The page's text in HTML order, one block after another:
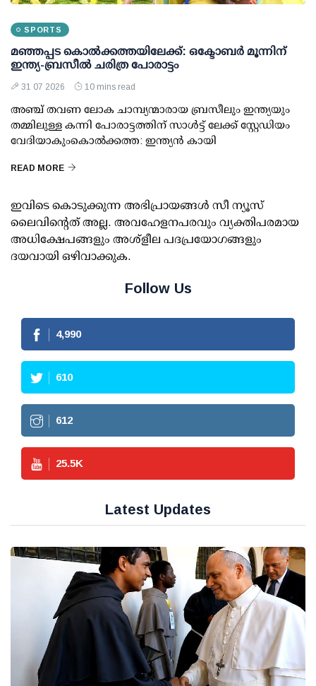
SPORTS
മഞ്ഞപ്പട കൊല്‍ക്കത്തയിലേക്ക്: ഒക്ടോബര്‍ മൂന്നിന്
ഇന്ത്യ-ബ്രസീല്‍ ചരിത്ര പോരാട്ടം
31 07 2026 10 mins read
അഞ്ച് തവണ ലോക ചാമ്പ്യന്മാരായ ബ്രസീലും ഇന്ത്യയും
തമ്മിലുള്ള കന്നി പോരാട്ടത്തിന് സാള്‍ട്ട് ലേക്ക് സ്റ്റേഡിയം
വേദിയാകുംകൊല്‍ക്കത്ത: ഇന്ത്യന്‍ കായി
READ MORE
ഇവിടെ കൊടുക്കുന്ന അഭിപ്രായങ്ങള്‍ സീ ന്യൂസ്
ലൈവിന്റെത് അല്ല. അവഹേളനപരവും വ്യക്തിപരമായ
അധിക്ഷേപങ്ങളും അശ്‌ളീല പദപ്രയോഗങ്ങളും
ദയവായി ഒഴിവാക്കുക.
Follow Us
4,990
610
612
25.5K
Latest Updates